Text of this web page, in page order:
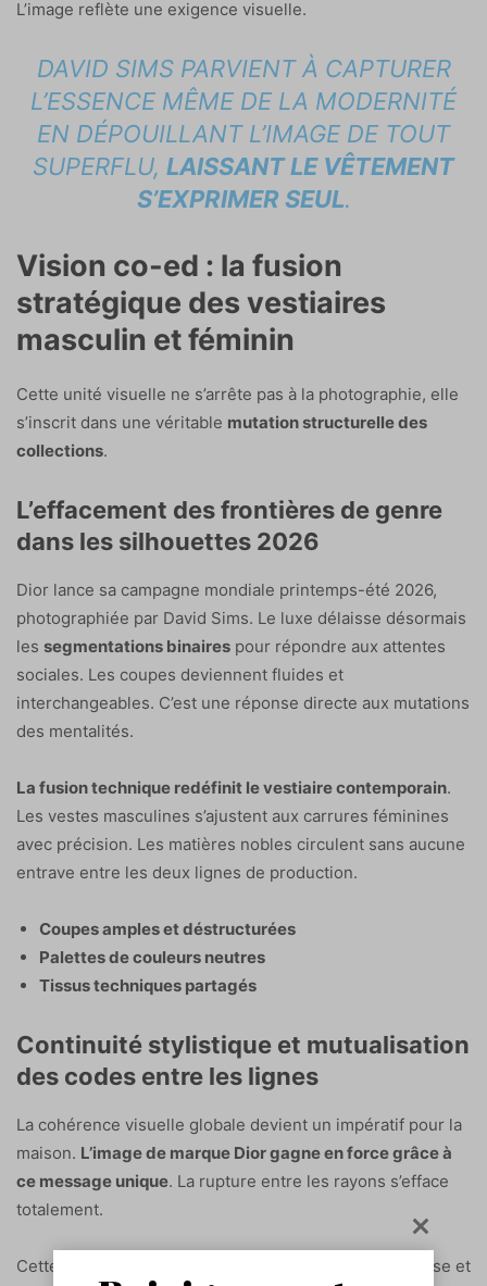
L’image reflète une exigence visuelle.
DAVID SIMS PARVIENT À CAPTURER
L’ESSENCE MÊME DE LA MODERNITÉ
EN DÉPOUILLANT L’IMAGE DE TOUT
SUPERFLU, LAISSANT LE VÊTEMENT
S’EXPRIMER SEUL.
Vision co-ed : la fusion
stratégique des vestiaires
masculin et féminin
Cette unité visuelle ne s’arrête pas à la photographie, elle
s’inscrit dans une véritable mutation structurelle des
collections.
L’effacement des frontières de genre
dans les silhouettes 2026
Dior lance sa campagne mondiale printemps-été 2026,
photographiée par David Sims. Le luxe délaisse désormais
les segmentations binaires pour répondre aux attentes
sociales. Les coupes deviennent fluides et
interchangeables. C’est une réponse directe aux mutations
des mentalités.
La fusion technique redéfinit le vestiaire contemporain.
Les vestes masculines s’ajustent aux carrures féminines
avec précision. Les matières nobles circulent sans aucune
entrave entre les deux lignes de production.
Coupes amples et déstructurées
Palettes de couleurs neutres
Tissus techniques partagés
Continuité stylistique et mutualisation
des codes entre les lignes
La cohérence visuelle globale devient un impératif pour la
maison. L’image de marque Dior gagne en force grâce à
ce message unique. La rupture entre les rayons s’efface
totalement.
Cette unification sert une stratégie commerciale précise et